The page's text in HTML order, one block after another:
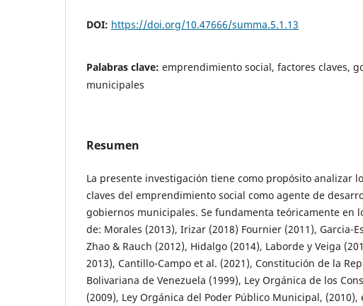
DOI: https://doi.org/10.47666/summa.5.1.13
Palabras clave: emprendimiento social, factores claves,
municipales
Resumen
La presente investigación tiene como propósito analizar
claves del emprendimiento social como agente de
gobiernos municipales. Se fundamenta teóricamente en
de: Morales (2013), Irizar (2018) Fournier (2011), Garcia-
Zhao & Rauch (2012), Hidalgo (2014), Laborde y Veiga
2013), Cantillo-Campo et al. (2021), Constitución de la
Bolivariana de Venezuela (1999), Ley Orgánica de los
(2009), Ley Orgánica del Poder Público Municipal, (2010),